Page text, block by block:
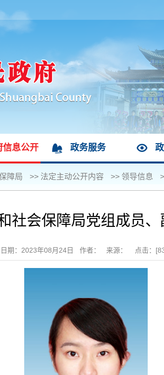
信息公开 政务服务
障局 >> 法定主动公开内容 >> 领导信息
社会保障局党组成员
日期：2023年08月24日 作者： 来源： 点击：[